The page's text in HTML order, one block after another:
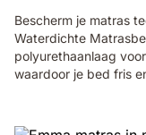
Bescherm je matras
Waterdichte
polyurethaanlaag
waardoor je bed fris